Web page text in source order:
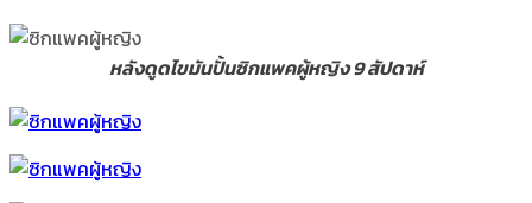
หลังดูดไขมันปั้นซิกแพคผู้หญิง 9 สัปดาห์